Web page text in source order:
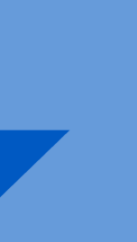
To
in